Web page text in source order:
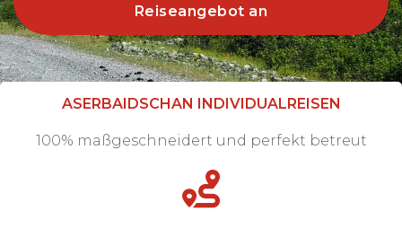
Reiseangebot an
ASERBAIDSCHAN INDIVIDUALREISEN
100% maßgeschneidert und perfekt betreut